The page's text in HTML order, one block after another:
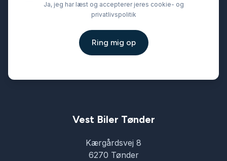
Ja, jeg har læst og accepterer jeres cookie- og
privatlivspolitik
Ring mig op
Vest Biler Tønder
Kærgårdsvej 8
6270 Tønder